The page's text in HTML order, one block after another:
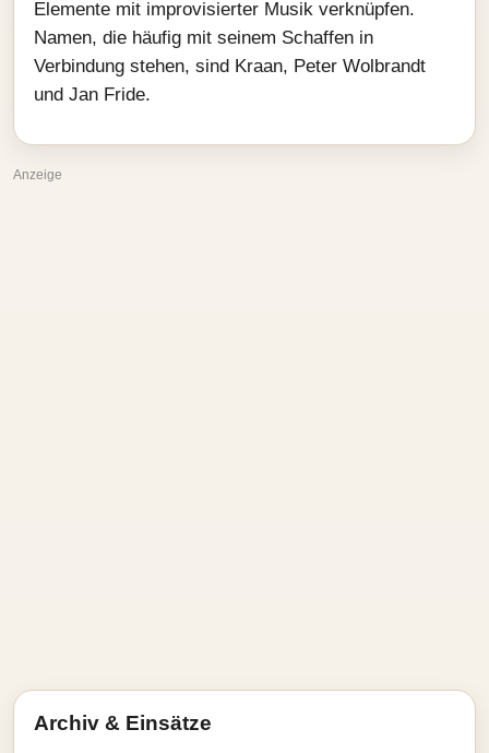
Elemente mit improvisierter Musik verknüpfen.
Namen, die häufig mit seinem Schaffen in
Verbindung stehen, sind Kraan, Peter Wolbrandt
und Jan Fride.
Anzeige
Archiv & Einsätze